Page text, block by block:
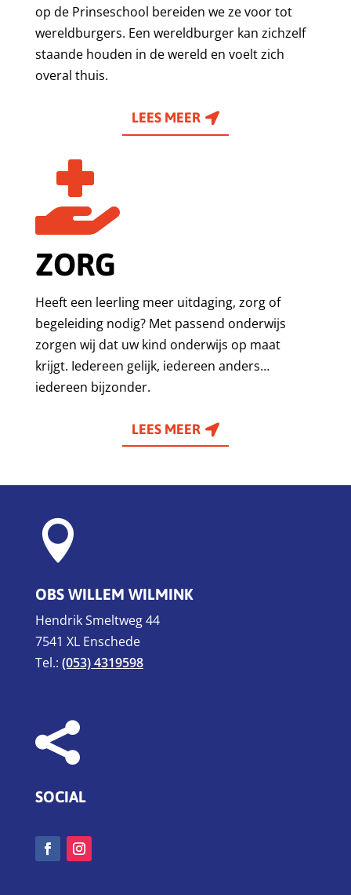
op de Prinseschool bereiden we ze voor tot
wereldburgers. Een wereldburger kan zichzelf
staande houden in de wereld en voelt zich
overal thuis.
LEES MEER

ZORG
Heeft een leerling meer uitdaging, zorg of
begeleiding nodig? Met passend onderwijs
zorgen wij dat uw kind onderwijs op maat
krijgt. Iedereen gelijk, iedereen anders…
iedereen bijzonder.
LEES MEER

OBS WILLEM WILMINK
Hendrik Smeltweg 44
7541 XL Enschede
Tel.: (053) 4319598

SOCIAL